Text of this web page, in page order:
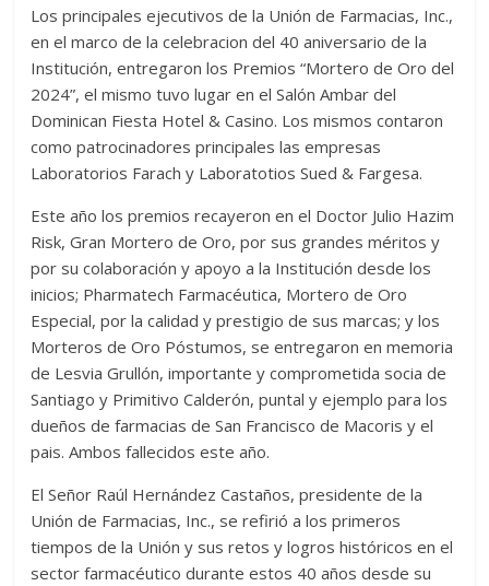
Los principales ejecutivos de la Unión de Farmacias, Inc.,
en el marco de la celebracion del 40 aniversario de la
Institución, entregaron los Premios “Mortero de Oro del
2024”, el mismo tuvo lugar en el Salón Ambar del
Dominican Fiesta Hotel & Casino. Los mismos contaron
como patrocinadores principales las empresas
Laboratorios Farach y Laboratotios Sued & Fargesa.
Este año los premios recayeron en el Doctor Julio Hazim
Risk, Gran Mortero de Oro, por sus grandes méritos y
por su colaboración y apoyo a la Institución desde los
inicios; Pharmatech Farmacéutica, Mortero de Oro
Especial, por la calidad y prestigio de sus marcas; y los
Morteros de Oro Póstumos, se entregaron en memoria
de Lesvia Grullón, importante y comprometida socia de
Santiago y Primitivo Calderón, puntal y ejemplo para los
dueños de farmacias de San Francisco de Macoris y el
pais. Ambos fallecidos este año.
El Señor Raúl Hernández Castaños, presidente de la
Unión de Farmacias, Inc., se refirió a los primeros
tiempos de la Unión y sus retos y logros históricos en el
sector farmacéutico durante estos 40 años desde su